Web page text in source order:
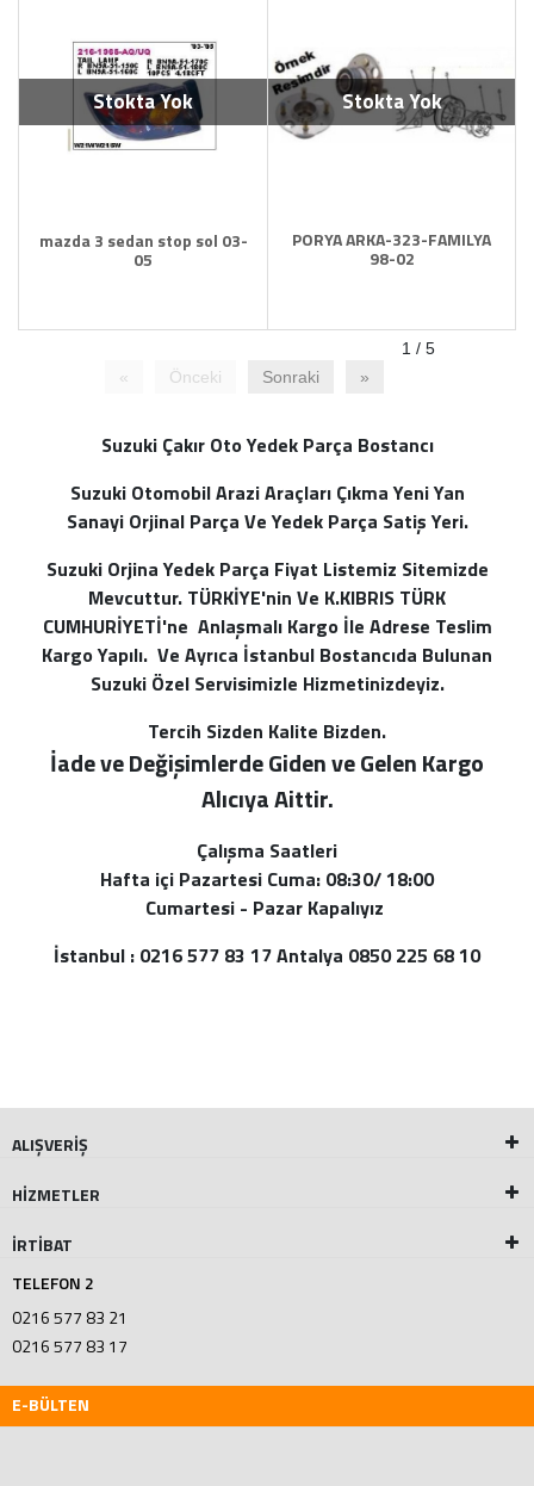
Stokta Yok
mazda 3 sedan stop sol 03-
05
Stokta Yok
PORYA ARKA-323-FAMILYA
98-02
« Önceki Sonraki »
1 / 5
Suzuki Çakır Oto Yedek Parça Bostancı
Suzuki Otomobil Arazi Araçları Çıkma Yeni Yan
Sanayi Orjinal Parça Ve Yedek Parça Satiş Yeri.
Suzuki Orjina Yedek Parça Fiyat Listemiz Sitemizde
Mevcuttur. TÜRKİYE'nin Ve K.KIBRIS TÜRK
CUMHURİYETİ'ne Anlaşmalı Kargo İle Adrese Teslim
Kargo Yapılı. Ve Ayrıca İstanbul Bostancıda Bulunan
Suzuki Özel Servisimizle Hizmetinizdeyiz.
Tercih Sizden Kalite Bizden.
İade ve Değişimlerde Giden ve Gelen Kargo
Alıcıya Aittir.
Çalışma Saatleri
Hafta içi Pazartesi Cuma: 08:30/ 18:00
Cumartesi - Pazar Kapalıyız
İstanbul : 0216 577 83 17 Antalya 0850 225 68 10
ALIŞVERİŞ
HİZMETLER
İRTİBAT
TELEFON 2
0216 577 83 21
0216 577 83 17
E-BÜLTEN